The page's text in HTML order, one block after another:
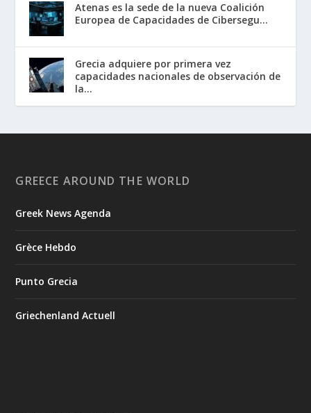
Atenas es la sede de la nueva Coalición
Europea de Capacidades de Cibersegu...
Grecia adquiere por primera vez
capacidades nacionales de observación de
la...
GREECE AROUND THE WORLD
Greek News Agenda
Grèce Hebdo
Punto Grecia
Griechenland Actuell